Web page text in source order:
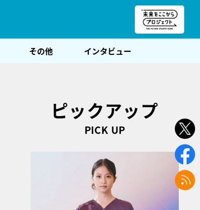
その他 インタビュー
ピックアップ
PICK UP